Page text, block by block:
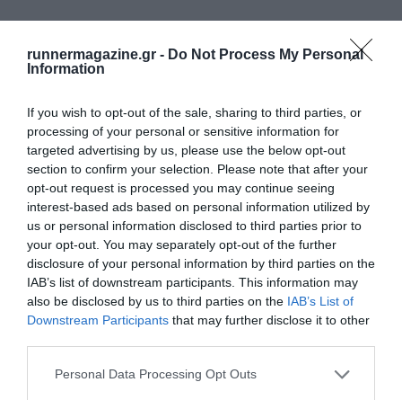
runnermagazine.gr - Do Not Process My Personal
Information
If you wish to opt-out of the sale, sharing to third parties, or
processing of your personal or sensitive information for
targeted advertising by us, please use the below opt-out
section to confirm your selection. Please note that after your
opt-out request is processed you may continue seeing
interest-based ads based on personal information utilized by
us or personal information disclosed to third parties prior to
your opt-out. You may separately opt-out of the further
disclosure of your personal information by third parties on the
IAB’s list of downstream participants. This information may
also be disclosed by us to third parties on the IAB’s List of
Downstream Participants that may further disclose it to other
Personal Data Processing Opt Outs
Μάθετε πρώτοι όλα τα νέα για το τρέξιμο στην Ελλάδα
και τον κόσμο στοGoogleNews του Runnermagazine
Ακολουθήστε τοRunnermagazine σεInstagram
Facebookκαι Twitter.